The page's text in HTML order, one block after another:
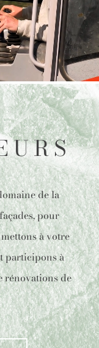
de la
pour
à votre
participons à
rénovations de